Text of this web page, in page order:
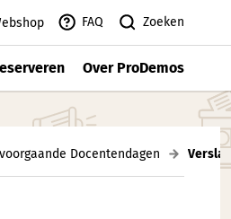
FAQ Zoeken
Over ProDemos
Docentendagen